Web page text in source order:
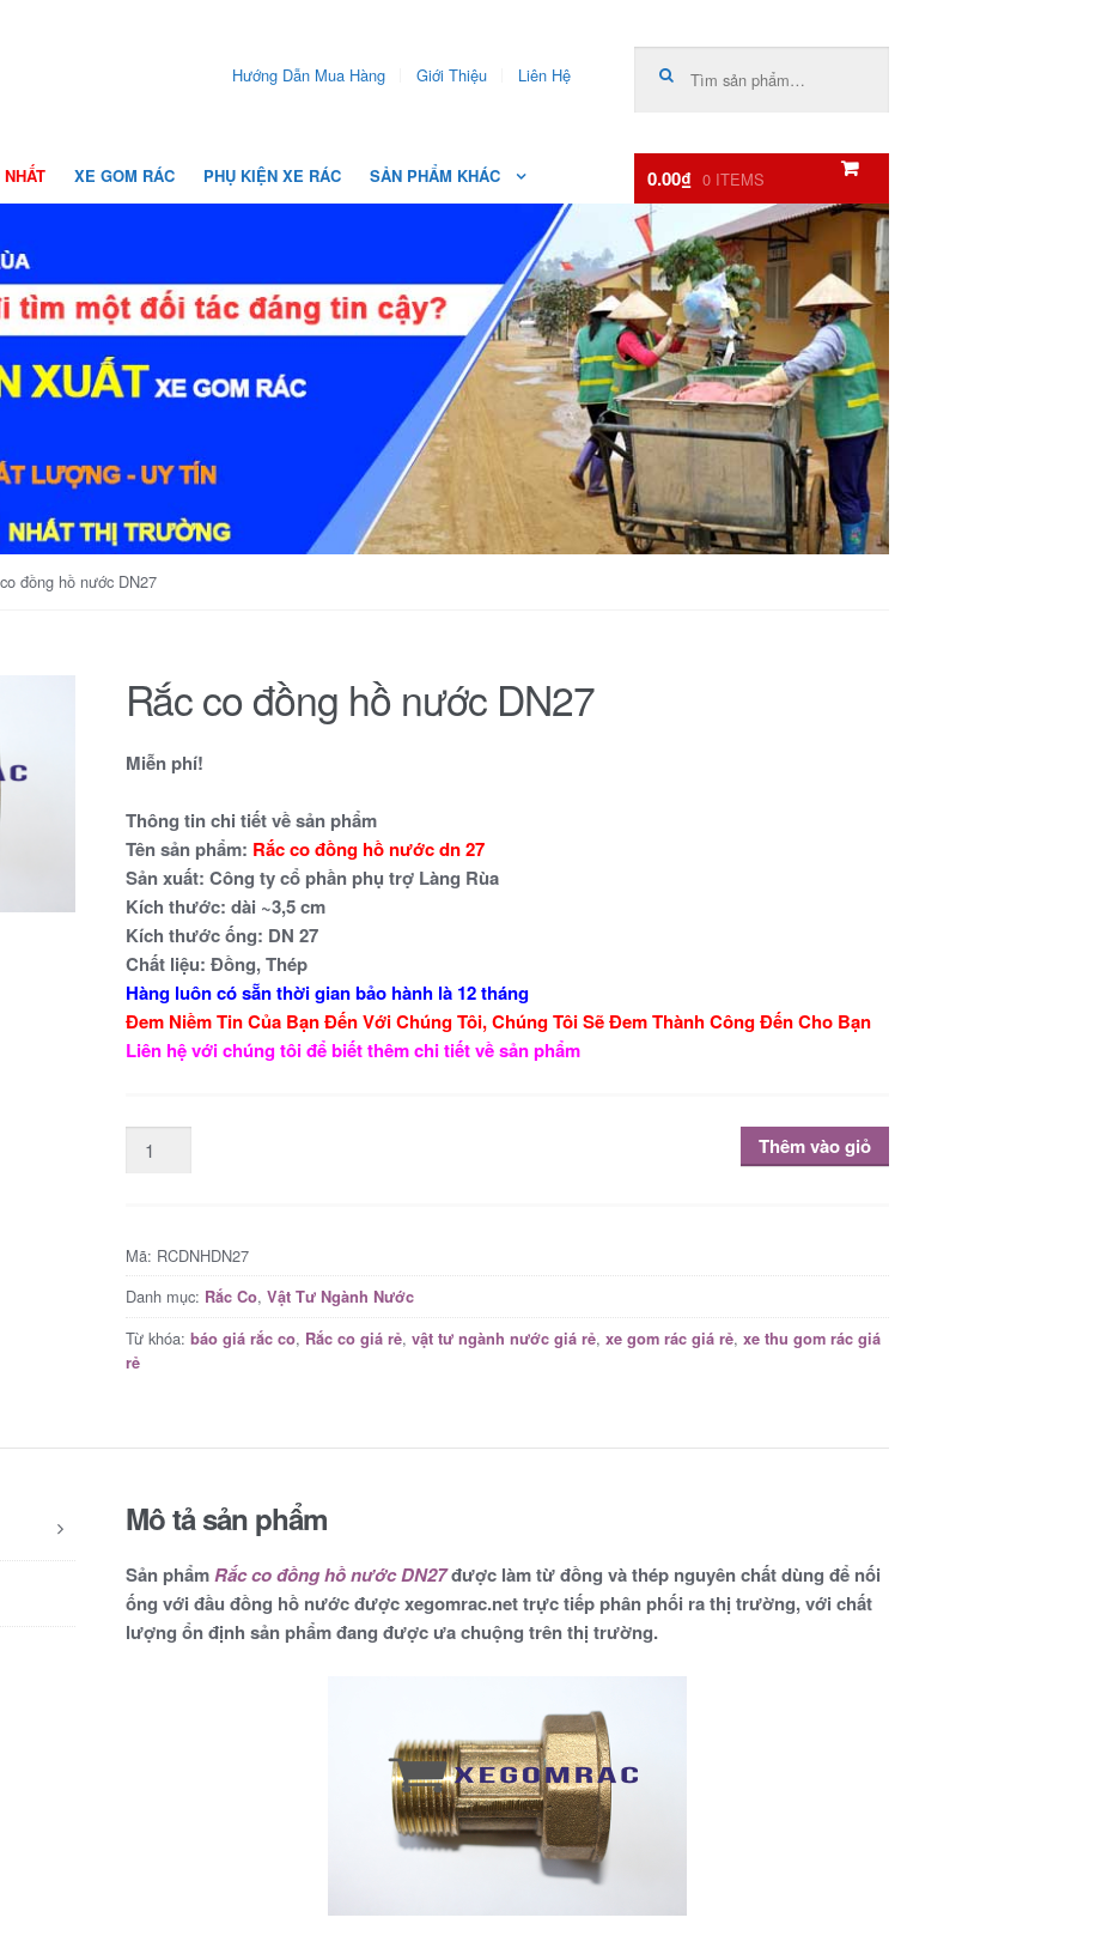
Hướng Dẫn Mua Hàng Giới Thiệu Liên Hệ
kiếm:
XE GOM RÁC PHỤ KIỆN XE RÁC SẢN PHẨM KHÁC 0.00₫ 0 ITEMS
đồng hồ nước DN27
Rắc co đồng hồ nước DN27
Miễn phí!
Thông tin chi tiết về sản phẩm
Tên sản phẩm: Rắc co đồng hồ nước dn 27
Sản xuất: Công ty cổ phần phụ trợ Làng Rùa
Kích thước: dài ~3,5 cm
Kích thước ống: DN 27
Chất liệu: Đồng, Thép
Hàng luôn có sẵn thời gian bảo hành là 12 tháng
Đem Niềm Tin Của Bạn Đến Với Chúng Tôi, Chúng Tôi Sẽ Đem Thành Công Đến Cho Bạn
Liên hệ với chúng tôi để biết thêm chi tiết về sản phẩm
Thêm vào giỏ
Mã: RCDNHDN27
Danh mục: Rắc Co,Vật Tư Ngành Nước
Từ khóa:báo giá rắc co, Rắc co giá rẻ,vật tư ngành nước giá rẻ,xe gom rác giá rẻ,xe thu gom rác giá
rẻ
Mô tả sản phẩm
Sản phẩmRắc co đồng hồ nước DN27được làm từ đồng và thép nguyên chất dùng để nối
ống với đầu đồng hồ nước được xegomrac.net trực tiếp phân phối ra thị trường, với chất
lượng ổn định sản phẩm đang được ưa chuộng trên thị trường.